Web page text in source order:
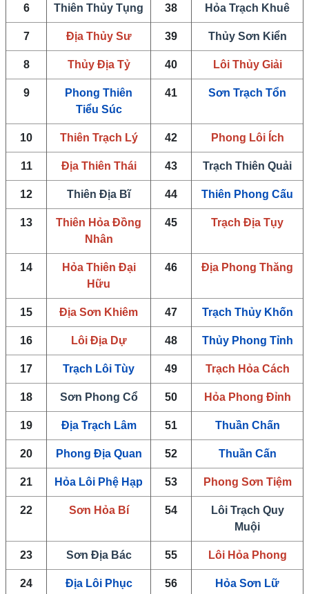
6 Thiên Thủy Tụng 38 Hỏa Trạch Khuê
7 Địa Thủy Sư 39 Thủy Sơn Kiển
8 Thủy Địa Tỷ 40 Lôi Thủy Giải
9
Phong Thiên
Tiểu Súc
41 Sơn Trạch Tổn
10 Thiên Trạch Lý 42 Phong Lôi Ích
11 Địa Thiên Thái 43 Trạch Thiên Quải
12 Thiên Địa Bĩ 44 Thiên Phong Cấu
13
Thiên Hỏa Đồng
Nhân
45 Trạch Địa Tụy
14
Hỏa Thiên Đại
Hữu
46 Địa Phong Thăng
15 Địa Sơn Khiêm 47 Trạch Thủy Khốn
16 Lôi Địa Dự 48 Thủy Phong Tỉnh
17 Trạch Lôi Tùy 49 Trạch Hỏa Cách
18 Sơn Phong Cổ 50 Hỏa Phong Đỉnh
19 Địa Trạch Lâm 51 Thuần Chấn
20 Phong Địa Quan 52 Thuần Cấn
21 Hỏa Lôi Phệ Hạp 53 Phong Sơn Tiệm
22 Sơn Hỏa Bí 54
Lôi Trạch Quy
Muội
23 Sơn Địa Bác 55 Lôi Hỏa Phong
24 Địa Lôi Phục 56 Hỏa Sơn Lữ